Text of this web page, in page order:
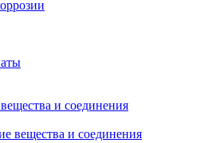
и соединения
вещества и соединения